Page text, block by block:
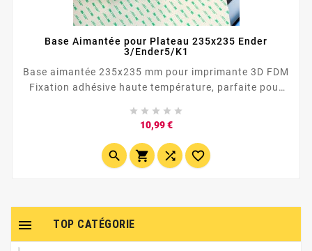
Base Aimantée pour Plateau 235x235 Ender
3/Ender5/K1
Base aimantée 235x235 mm pour imprimante 3D FDM
Fixation adhésive haute température, parfaite pour
adhérence, retrait facilité des impressions,...
    
10,99 €Prix
   
TOP CATÉGORIE
